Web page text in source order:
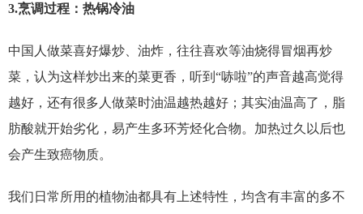
3.烹调过程：热锅冷油
中国人做菜喜好爆炒、油炸，往往喜欢等油烧得冒烟再炒
菜，认为这样炒出来的菜更香，听到“哧啦”的声音越高觉得
越好，还有很多人做菜时油温越热越好；其实油温高了，脂
肪酸就开始劣化，易产生多环芳烃化合物。加热过久以后也
会产生致癌物质。
我们日常所用的植物油都具有上述特性，均含有丰富的多不